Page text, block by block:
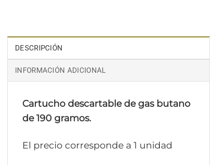
DESCRIPCIÓN
INFORMACIÓN ADICIONAL
Cartucho descartable de gas butano
de 190 gramos.
El precio corresponde a 1 unidad